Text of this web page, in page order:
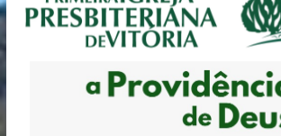
Pessoas Atípicas
12º ENCONTRO DE CASAIS
MULHER PRESBITERIANA
Primeira